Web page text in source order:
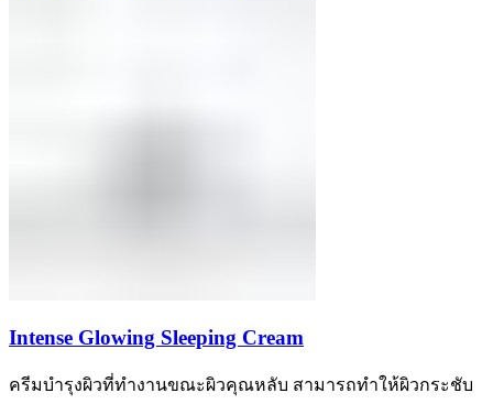
Intense Glowing Sleeping Cream
ครีมบำรุงผิวที่ทำงานขณะผิวคุณหลับ สามารถทำให้ผิวกระชับ